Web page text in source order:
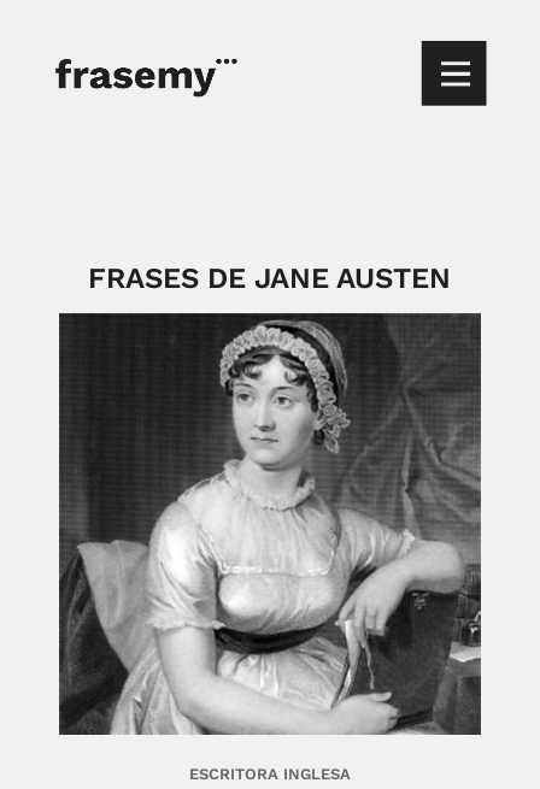
FRASES DE JANE AUSTEN
ESCRITORA INGLESA